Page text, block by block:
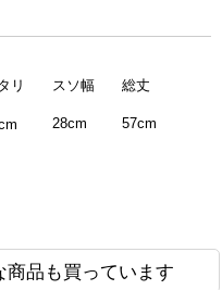
リ スソ幅 総丈
28cm 57cm
商品も買っています